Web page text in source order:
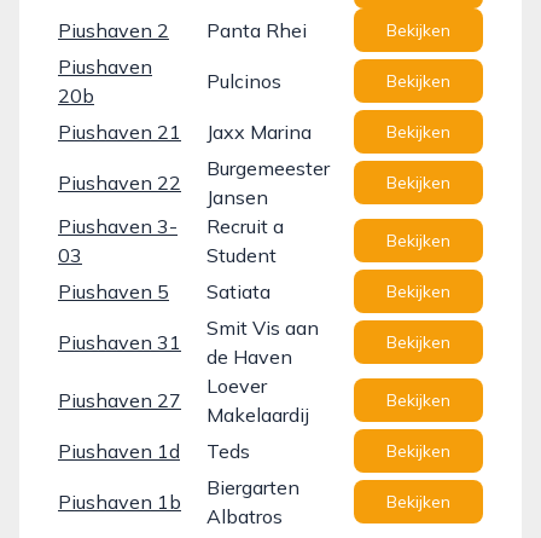
Piushaven 2 Panta Rhei Bekijken
Piushaven
20b
Pulcinos Bekijken
Piushaven 21 Jaxx Marina Bekijken
Piushaven 22
Burgemeester
Jansen
Bekijken
Piushaven 3-
03
Recruit a
Student
Bekijken
Piushaven 5 Satiata Bekijken
Piushaven 31
Smit Vis aan
de Haven
Bekijken
Piushaven 27
Loever
Makelaardij
Bekijken
Piushaven 1d Teds Bekijken
Piushaven 1b
Biergarten
Albatros
Bekijken